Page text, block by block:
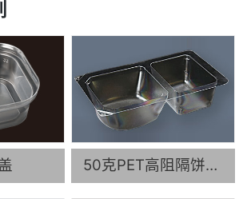
50克PET高阻隔饼干盒